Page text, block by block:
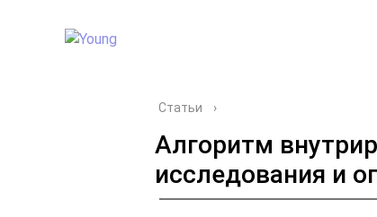
Статьи ›
Алгоритм
исследования и